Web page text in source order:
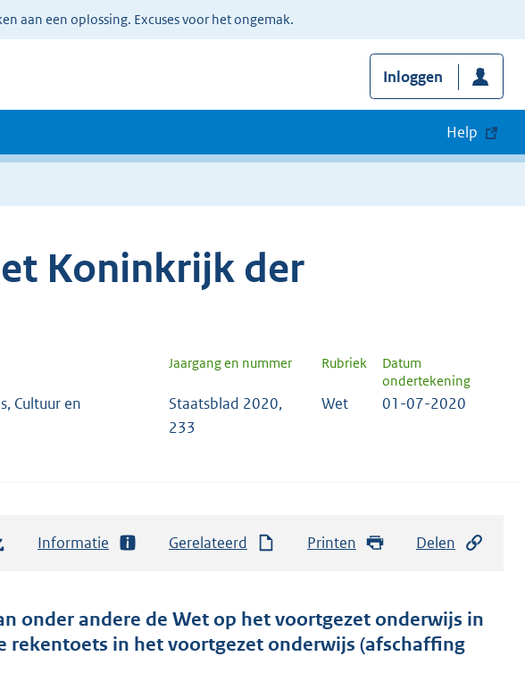
aan een oplossing. Excuses voor het ongemak.
Inloggen
Help
Koninkrijk der
Jaargang en nummer Rubriek
Datum
ondertekening
Cultuur en
Staatsblad 2020,
233
Wet 01-07-2020
Informatie Gerelateerd Printen Delen
onder andere de Wet op het voortgezet onderwijs in
rekentoets in het voortgezet onderwijs (afschaffing